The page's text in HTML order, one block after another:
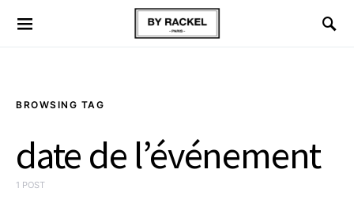
BROWSING TAG
date de l’événement
1 POST